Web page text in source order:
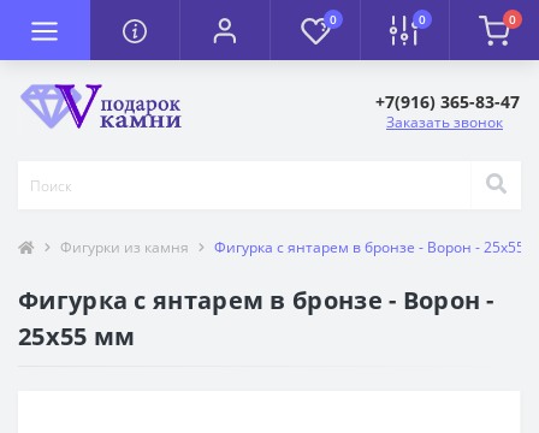
0 0 0
+7(916) 365-83-47
Заказать звонок
Фигурки из камня Фигурка с янтарем в бронзе - Ворон - 25х55
Фигурка с янтарем в бронзе - Ворон -
25х55 мм